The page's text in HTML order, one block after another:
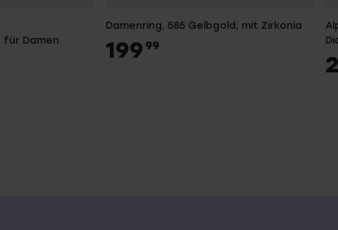
Damen
Damenring, 585 Gelbgold, mit Zirkonia
199 99